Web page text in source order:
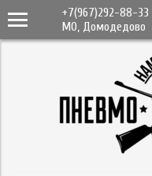
+7(967)292-88-33
МО, Домодедово